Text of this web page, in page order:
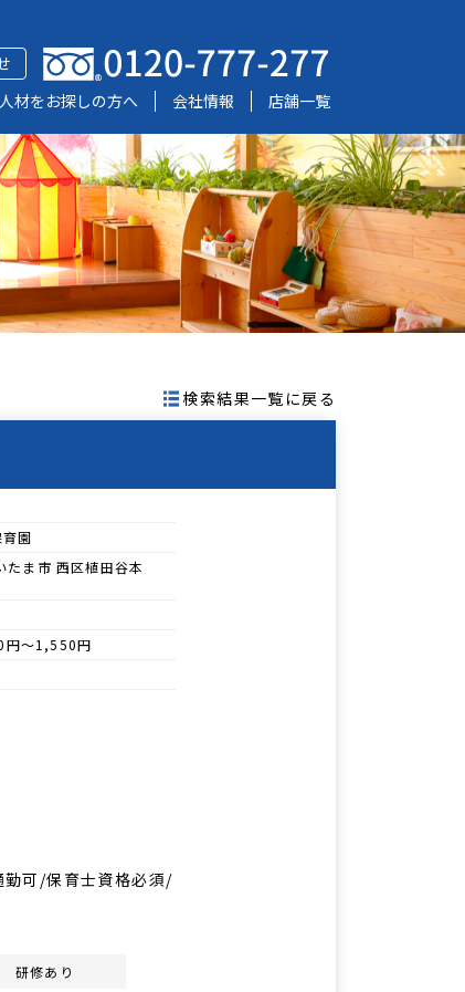
人材をお探しの方へ 会社情報 店舗一覧
検索結果一覧に戻る
園
たま市 西区植田谷本
円～1,550円
可/保育士資格必須/
研修あり